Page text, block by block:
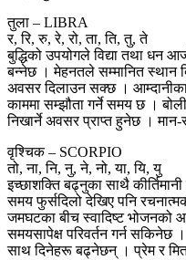
तुला – LIBRA
र, रि, रु, रे, रो, ता, ति, तु, ते
बुद्धिको उपयोगले विद्या तथा धन
बन्नेछ । मेहनतले सम्मानित स्थान
अवसर दिलाउन सक्छ ।
काममा सम्झौता गर्ने समय छ ।
निखार्ने अवसर प्राप्त हुनेछ । मान-
वृश्चिक – SCORPIO
तो, ना, नि, नु, ने, नो, या, यि, यु
इच्छाशक्ति बढ्नुका साथै
समय फुर्सदिलो देखिए पनि
जमघटका बीच स्वादिष्ट भोजनको
समयसापेक्ष परिवर्तन गर्न सकिनेछ
साथ दिनेहरू बढ्नेछन् । प्रेम र